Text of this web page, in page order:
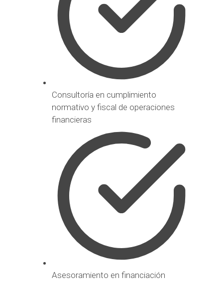
Consultoría en cumplimiento
normativo y fiscal de operaciones
financieras
Asesoramiento en financiación